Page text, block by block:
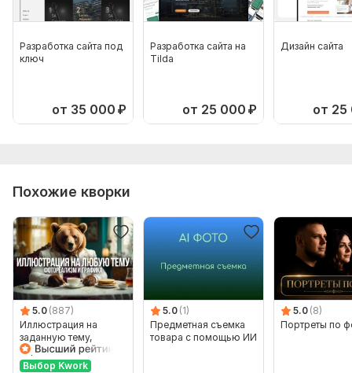
Разработка сайта под
ключ
от 35 000 ₽
Разработка сайта на
Tilda
от 25 000 ₽
Дизайн сайта
от 25
Похожие кворки
5.0 (887)
Иллюстрация на
заданную тему,
персонаж, с помощью
нейросетей
Выбор Kwork
5.0 (1)
Предметная съемка
товара с помощью ИИ
5.0 (8)
Портреты по